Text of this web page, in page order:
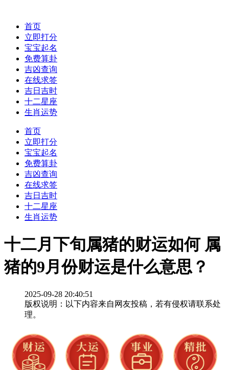
首页
立即打分
宝宝起名
免费算卦
吉凶查询
在线求签
吉日吉时
十二星座
生肖运势
首页
立即打分
宝宝起名
免费算卦
吉凶查询
在线求签
吉日吉时
十二星座
生肖运势
十二月下旬属猪的财运如何 属
猪的9月份财运是什么意思？
2025-09-28 20:40:51
版权说明：以下内容来自网友投稿，若有侵权请联系处
理。